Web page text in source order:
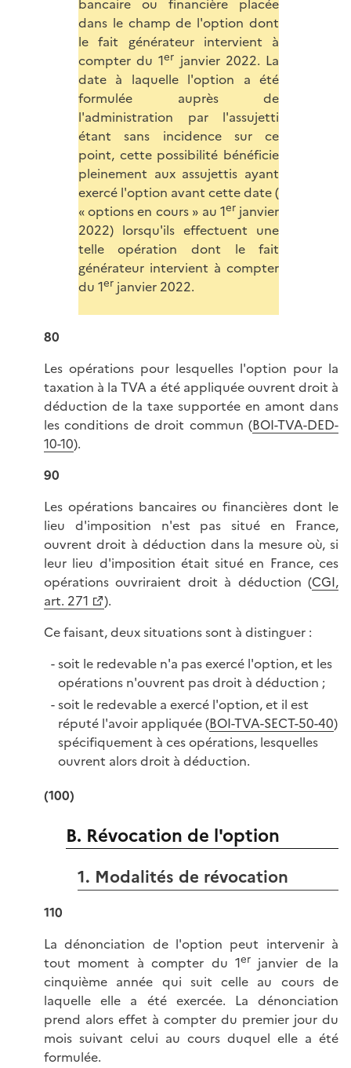
bancaire ou financière placée
dans le champ de l'option dont
le fait générateur intervient à
compter du 1er janvier 2022. La
date à laquelle l'option a été
formulée auprès de
l'administration par l'assujetti
étant sans incidence sur ce
point, cette possibilité bénéficie
pleinement aux assujettis ayant
exercé l'option avant cette date (
« options en cours » au 1erjanvier
2022) lorsqu'ils effectuent une
telle opération dont le fait
générateur intervient à compter
du 1erjanvier 2022.
80
Les opérations pour lesquelles l'option pour la
taxation à la TVA a été appliquée ouvrent droit à
déduction de la taxe supportée en amont dans
les conditions de droit commun (BOI-TVA-DED-
10-10).
90
Les opérations bancaires ou financières dont le
lieu d'imposition n'est pas situé en France,
ouvrent droit à déduction dans la mesure où, si
leur lieu d'imposition était situé en France, ces
opérations ouvriraient droit à déduction (CGI,
art. 271
).
Ce faisant, deux situations sont à distinguer :
soit le redevable n'a pas exercé l'option, et les
opérations n'ouvrent pas droit à déduction ;
soit le redevable a exercé l'option, et il est
réputé l'avoir appliquée (BOI-TVA-SECT-50-40)
spécifiquement à ces opérations, lesquelles
ouvrent alors droit à déduction.
(100)
B. Révocation de l'option
1. Modalités de révocation
110
La dénonciation de l'option peut intervenir à
tout moment à compter du 1erjanvier de la
cinquième année qui suit celle au cours de
laquelle elle a été exercée. La dénonciation
prend alors effet à compter du premier jour du
mois suivant celui au cours duquel elle a été
formulée.